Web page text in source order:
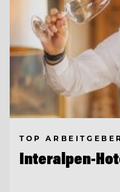
TOP
Interalpen-